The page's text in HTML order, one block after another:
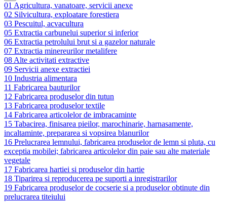
01 Agricultura, vanatoare, servicii anexe
02 Silvicultura, exploatare forestiera
03 Pescuitul, acvacultura
05 Extractia carbunelui superior si inferior
06 Extractia petrolului brut si a gazelor naturale
07 Extractia minereurilor metalifere
08 Alte activitati extractive
09 Servicii anexe extractiei
10 Industria alimentara
11 Fabricarea bauturilor
12 Fabricarea produselor din tutun
13 Fabricarea produselor textile
14 Fabricarea articolelor de imbracaminte
15 Tabacirea, finisarea pieilor, marochinarie, harnasamente,
incaltaminte, prepararea si vopsirea blanurilor
16 Prelucrarea lemnului, fabricarea produselor de lemn si pluta, cu
exceptia mobilei; fabricarea articolelor din paie sau alte materiale
vegetale
17 Fabricarea hartiei si produselor din hartie
18 Tiparirea si reproducerea pe suporti a inregistrarilor
19 Fabricarea produselor de cocserie si a produselor obtinute din
prelucrarea titeiului